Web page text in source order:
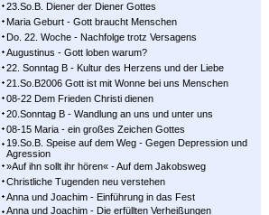
23.So.B. Diener der Diener Gottes
Maria Geburt - Gott braucht Menschen
Do. 22. Woche - Nachfolge trotz Versagens
Augustinus - Gott loben warum?
22. Sonntag B - Kultur des Herzens und der Liebe
21.So.B2006 Gott ist mit Wonne bei uns Menschen
08-22 Dem Frieden Christi dienen
20.Sonntag B - Wandlung an uns und unter uns
08-15 Maria - ein großes Zeichen Gottes
19.So.B. Speise auf dem Weg - Gegen Depression und
Agression
»Auf ihn sollt ihr hören« - Auf dem Jakobsweg
Christliche Tugenden neu verstehen
Anna und Joachim - Einführung in das Fest
Anna und Joachim - Die erfüllten Verheißungen